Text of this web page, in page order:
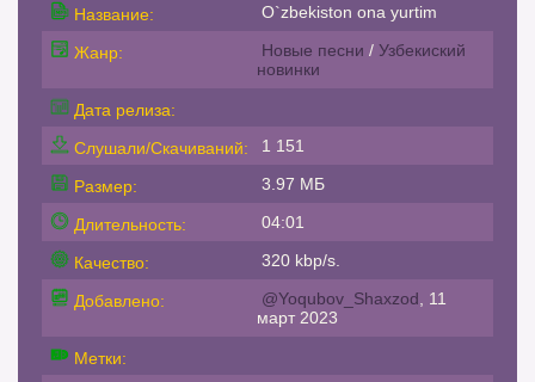
Название: O`zbekiston ona yurtim
Жанр: Новые песни / Узбекиский
новинки
Дата релиза:
Слушали/Скачиваний:
1 151
Размер: 3.97 МБ
Длительность: 04:01
Качество: 320 kbp/s.
Добавлено: @Yoqubov_Shaxzod , 11
март 2023
Метки: